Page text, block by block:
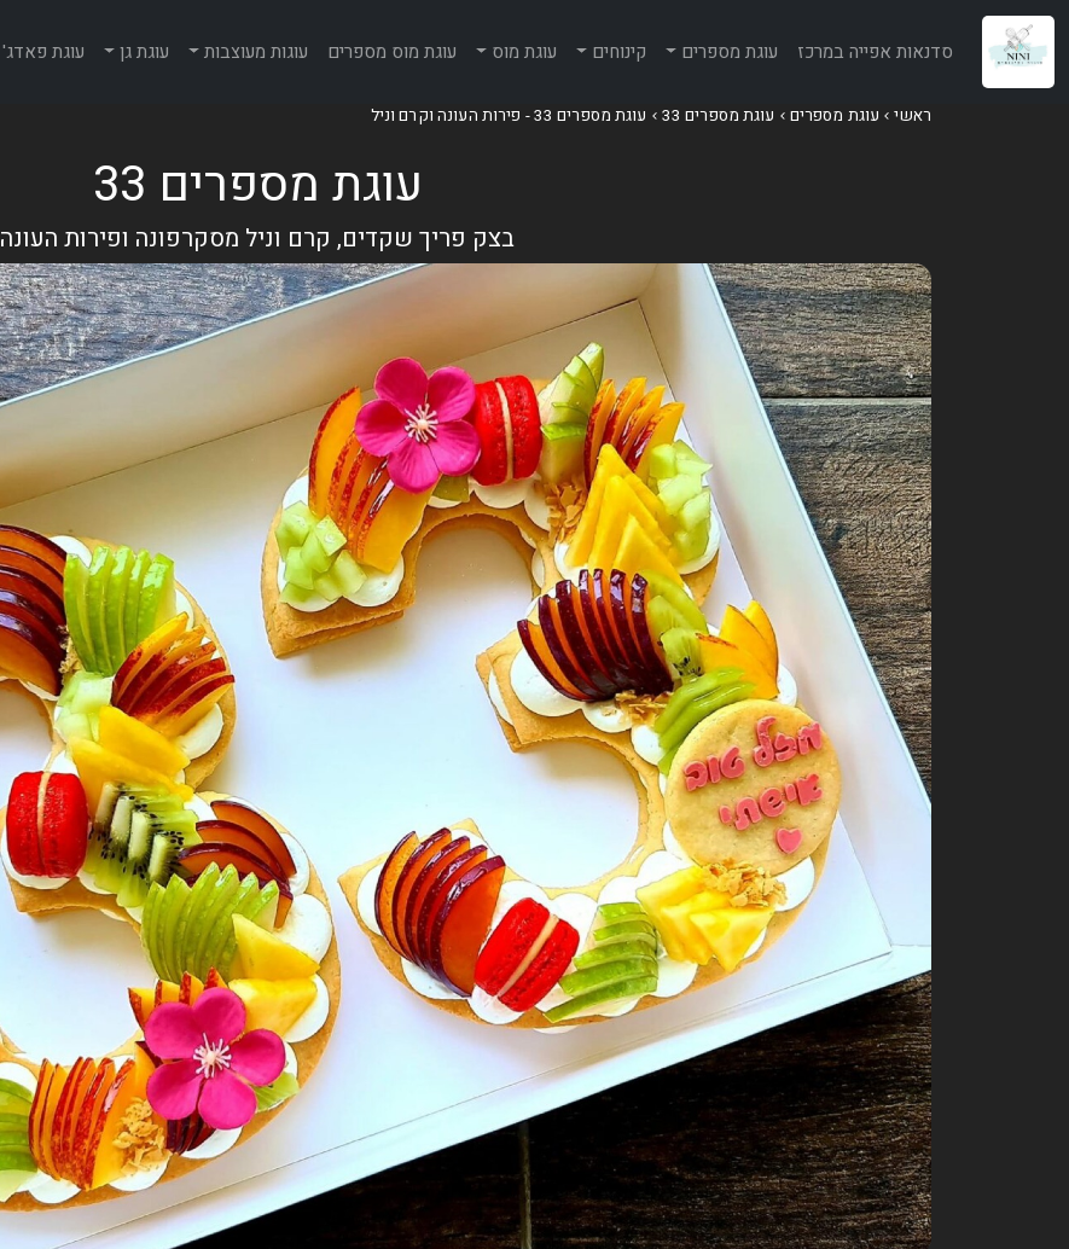
סדנאות אפייה במרכז עוגת מספרים קינוחים עוגת מוס עוגת מוס מספרים עוגות מעוצבות עוגת גן עוגת פאדג'
ראשי עוגת מספרים עוגת מספרים 33 עוגת מספרים 33 - פירות העונה וקרם וניל
עוגת מספרים 33
בצק פריך שקדים, קרם וניל מסקרפונה ופירות העונה